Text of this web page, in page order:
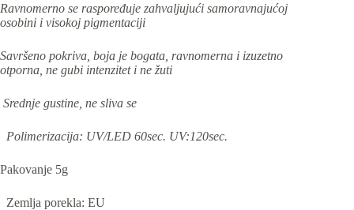
Ravnomerno se raspoređuje zahvaljujući samoravnajućoj
osobini i visokoj pigmentaciji
Savršeno pokriva, boja je bogata, ravnomerna i izuzetno
otporna, ne gubi intenzitet i ne žuti
Srednje gustine, ne sliva se
Polimerizacija: UV/LED 60sec. UV:120sec.
Pakovanje 5g
Zemlja porekla: EU